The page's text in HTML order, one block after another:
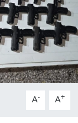
A- A+